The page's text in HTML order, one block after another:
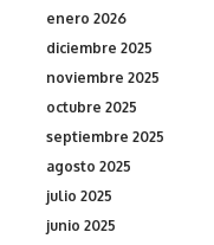
enero 2026
diciembre 2025
noviembre 2025
octubre 2025
septiembre 2025
agosto 2025
julio 2025
junio 2025